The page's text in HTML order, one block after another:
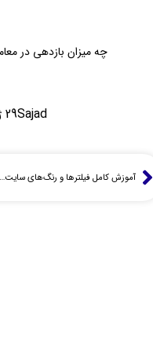
چه میزان بازدهی در
Sajad29 ژانویه 2026
آموزش کامل فیلترها و رنگ‌های سایت فارکس فکتوری